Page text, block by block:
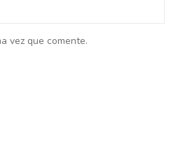
vez que comente.